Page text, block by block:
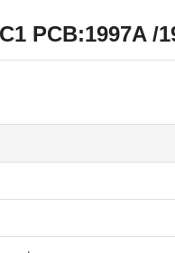
PCB:1997A /